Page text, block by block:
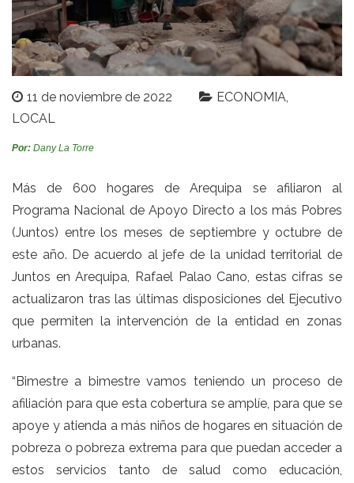
11 de noviembre de 2022
ECONOMIA
LOCAL
Por: Dany La Torre
Más de 600 hogares de Arequipa se afiliaron al
Programa Nacional de Apoyo Directo a los más Pobres
(Juntos) entre los meses de septiembre y octubre de
este año. De acuerdo al jefe de la unidad territorial de
Juntos en Arequipa, Rafael Palao Cano, estas cifras se
actualizaron tras las últimas disposiciones del Ejecutivo
que permiten la intervención de la entidad en zonas
urbanas.
“Bimestre a bimestre vamos teniendo un proceso de
afiliación para que esta cobertura se amplíe, para que se
apoye y atienda a más niños de hogares en situación de
pobreza o pobreza extrema para que puedan acceder a
estos servicios tanto de salud como educación,